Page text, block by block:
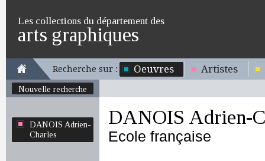
Les collections du département des
arts graphiques
Recherche sur : Oeuvres Artistes
Nouvelle recherche
DANOIS Adrien-
Charles
DANOIS Adrien-
Ecole française